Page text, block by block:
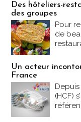
Des hôteliers-
des groupes
Pour
de
Un acteur
France
(HCF)